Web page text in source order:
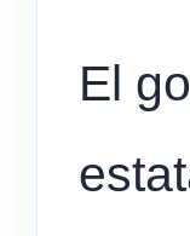
El